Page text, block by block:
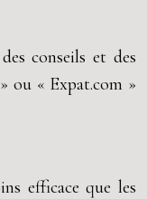
conseils et des
ou « Expat.com »
efficace que les